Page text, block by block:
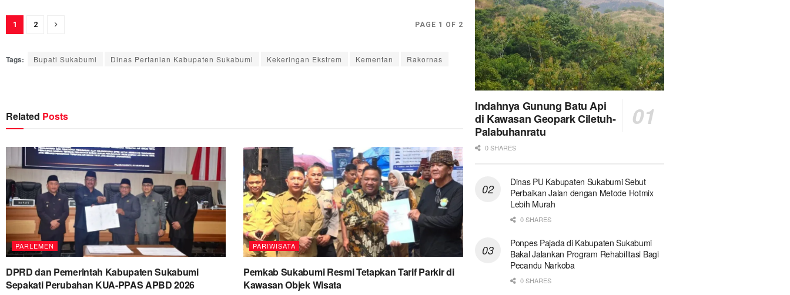
PAGE 1 OF 2
1 2
Tags: Bupati Sukabumi Dinas Pertanian Kabupaten Sukabumi Kekeringan Ekstrem Kementan Rakornas
Related Posts
PARLEMEN
DPRD dan Pemerintah Kabupaten Sukabumi
Sepakati Perubahan KUA-PPAS APBD 2026
PARIWISATA
Pemkab Sukabumi Resmi Tetapkan Tarif Parkir di
Kawasan Objek Wisata
Indahnya Gunung Batu Api
di Kawasan Geopark Ciletuh-
Palabuhanratu
0 SHARES
Dinas PU Kabupaten Sukabumi Sebut
Perbaikan Jalan dengan Metode Hotmix
Lebih Murah
0 SHARES
Ponpes Pajada di Kabupaten Sukabumi
Bakal Jalankan Program Rehabilitasi Bagi
Pecandu Narkoba
0 SHARES